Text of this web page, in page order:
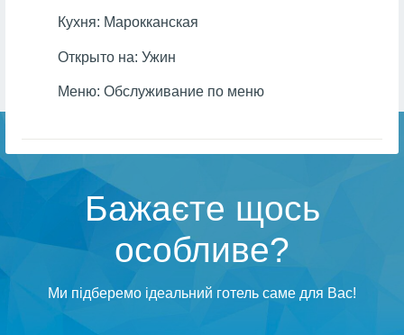
Кухня: Марокканская
Открыто на: Ужин
Меню: Обслуживание по меню
Бажаєте щось
особливе?
Ми підберемо ідеальний готель саме для Вас!